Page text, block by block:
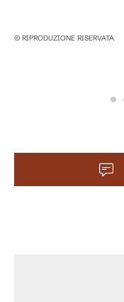
© RIPRODUZIONE RISERVATA